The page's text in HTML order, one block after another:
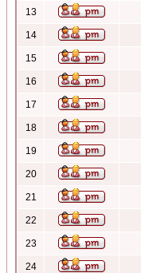
13
14
15
16
17
18
19
20
21
22
23
24